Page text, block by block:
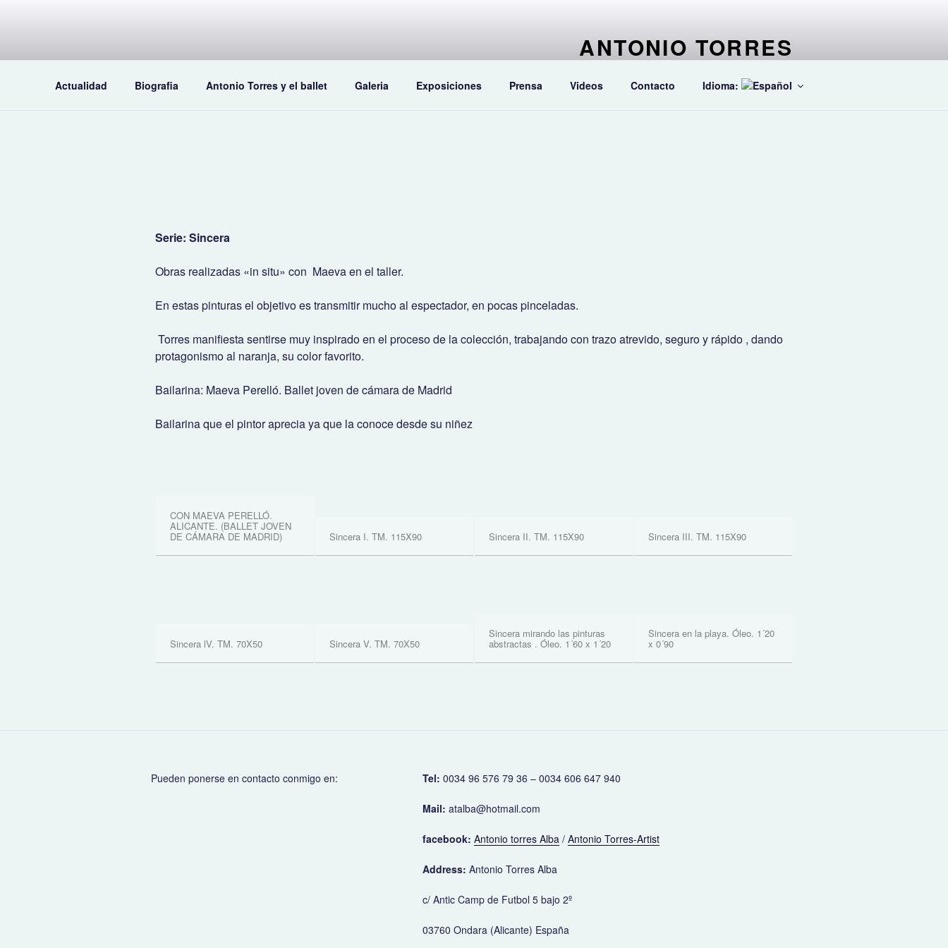
ANTONIO TORRES
Actualidad Biografia Antonio Torres y el ballet Galeria Exposiciones Prensa Videos Contacto Idioma:
Serie: Sincera
Obras realizadas «in situ» con Maeva en el taller.
En estas pinturas el objetivo es transmitir mucho al espectador, en pocas pinceladas.
Torres manifiesta sentirse muy inspirado en el proceso de la colección, trabajando con trazo atrevido, seguro y rápido , dando
protagonismo al naranja, su color favorito.
Bailarina: Maeva Perelló. Ballet joven de cámara de Madrid
Bailarina que el pintor aprecia ya que la conoce desde su niñez
CON MAEVA PERELLÓ.
ALICANTE. (BALLET JOVEN
DE CÁMARA DE MADRID) Sincera I. TM. 115X90 Sincera II. TM. 115X90 Sincera III. TM. 115X90
Sincera lV. TM. 70X50 Sincera V. TM. 70X50
Sincera mirando las pinturas
abstractas . Óleo. 1´60 x 1´20
Sincera en la playa. Óleo. 1´20
x 0´90
Pueden ponerse en contacto conmigo en: Tel: 0034 96 576 79 36 – 0034 606 647 940
Mail: atalba@hotmail.com
facebook: Antonio torres Alba/ Antonio Torres-Artist
Address: Antonio Torres Alba
c/ Antic Camp de Futbol 5 bajo 2º
03760 Ondara (Alicante) España